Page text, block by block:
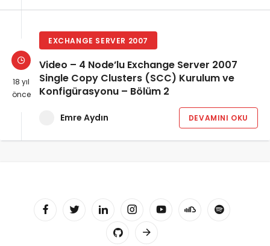
18 yıl
önce
EXCHANGE SERVER 2007
Video – 4 Node’lu Exchange Server 2007
Single Copy Clusters (SCC) Kurulum ve
Konfigürasyonu – Bölüm 2
Emre Aydın DEVAMINI OKU